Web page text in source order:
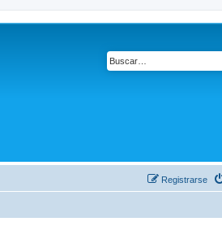
Registrarse